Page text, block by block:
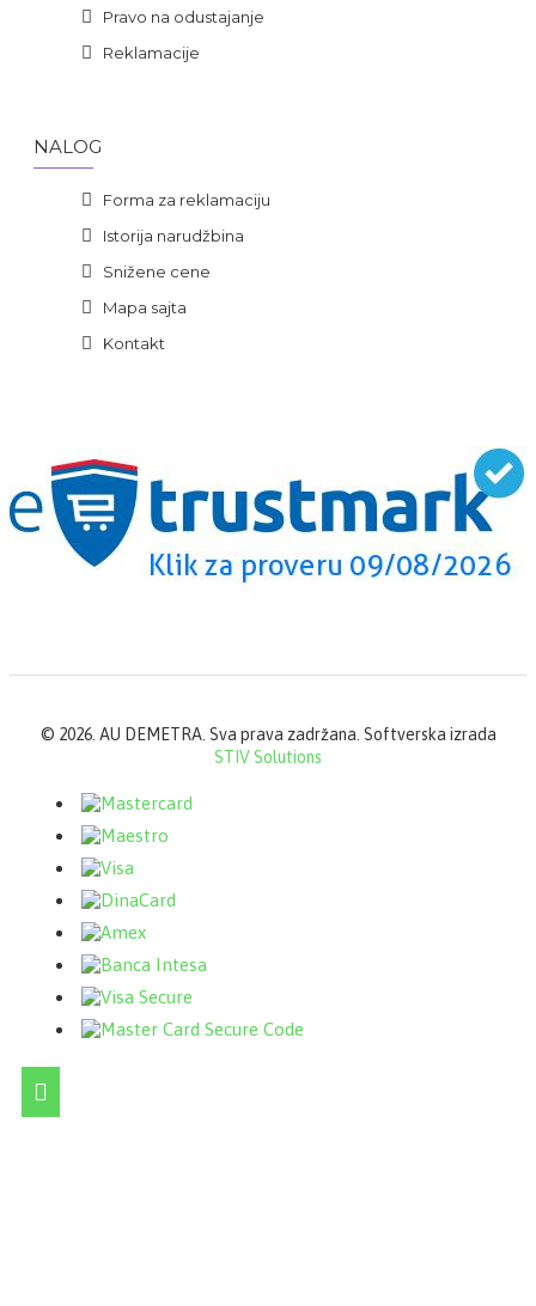
Pravo na odustajanje
Reklamacije
NALOG
Forma za reklamaciju
Istorija narudžbina
Snižene cene
Mapa sajta
Kontakt
© 2026. AU DEMETRA. Sva prava zadržana. Softverska izrada
STIV Solutions